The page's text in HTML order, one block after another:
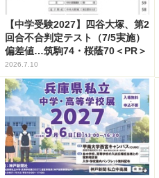
【中学受験2027】四谷大塚、第2
回合不合判定テスト（7/5実施）
偏差値…筑駒74・桜蔭70＜PR＞
2026.7.10